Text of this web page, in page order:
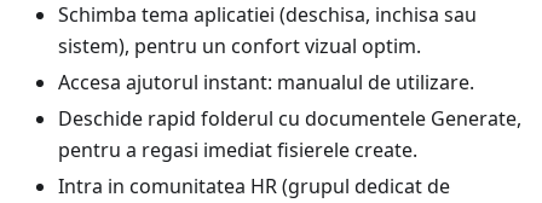
Schimba tema aplicatiei (deschisa, inchisa sau
sistem), pentru un confort vizual optim.
Accesa ajutorul instant: manualul de utilizare.
Deschide rapid folderul cu documentele Generate,
pentru a regasi imediat fisierele create.
Intra in comunitatea HR (grupul dedicat de